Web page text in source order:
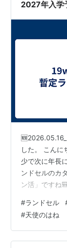
2027年入学
した。 こんに
少で次に年長
ンドセルのカ
ン活」ですね
ません。母か
しそうに背負
びの一環にな
ログを集める
#ランドセル
#天使のはね